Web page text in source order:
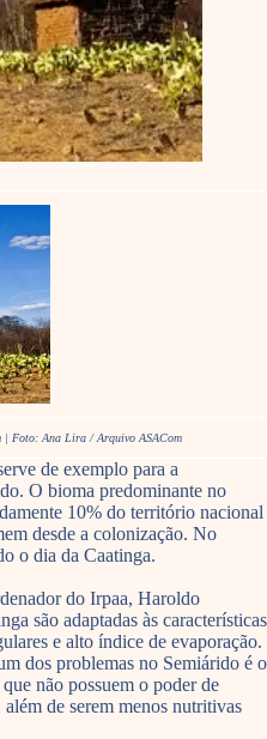
| Foto: Ana Lira / Arquivo ASACom
de exemplo para a
O bioma predominante no
10% do território nacional
desde a colonização. No
o dia da Caatinga.
do Irpaa, Haroldo
são adaptadas às características
e alto índice de evaporação.
dos problemas no Semiárido é o
não possuem o poder de
de serem menos nutritivas